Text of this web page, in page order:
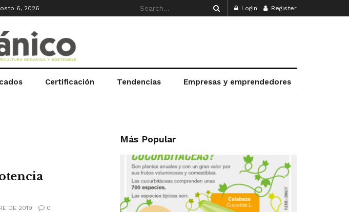
6, 2026 Login Register
Certificación Tendencias Empresas y emprendedores
DE 2019 0
Más Popular